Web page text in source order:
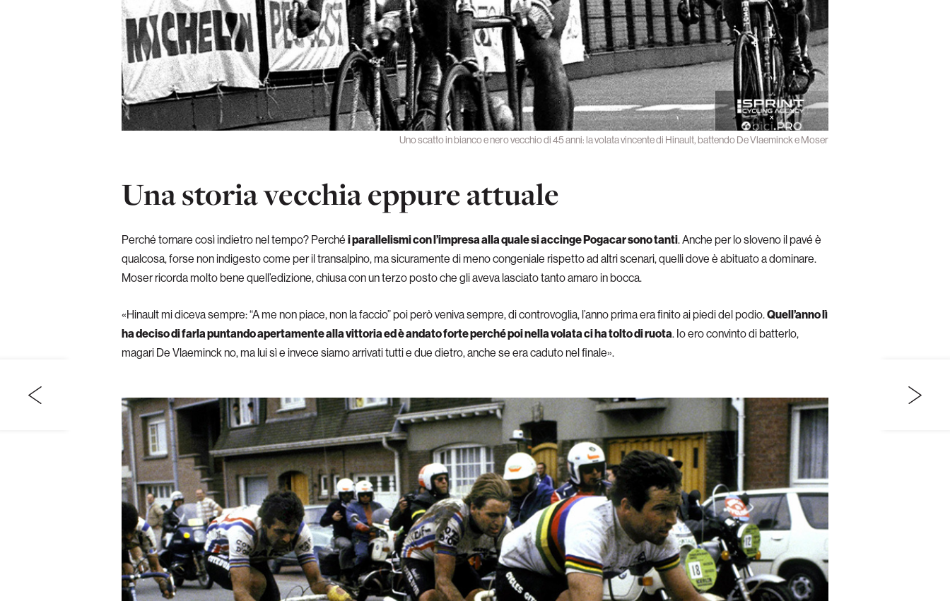
Uno scatto in bianco e nero vecchio di 45 anni: la volata vincente di Hinault, battendo De Vlaeminck e Moser
Una storia vecchia eppure attuale
Perché tornare così indietro nel tempo? Perché i parallelismi con l’impresa alla quale si accinge Pogacar sono tanti. Anche per lo sloveno il pavé è
qualcosa, forse non indigesto come per il transalpino, ma sicuramente di meno congeniale rispetto ad altri scenari, quelli dove è abituato a dominare.
Moser ricorda molto bene quell’edizione, chiusa con un terzo posto che gli aveva lasciato tanto amaro in bocca.
«Hinault mi diceva sempre: “A me non piace, non la faccio” poi però veniva sempre, di controvoglia, l’anno prima era finito ai piedi del podio.Quell’anno lì
ha deciso di farla puntando apertamente alla vittoria ed è andato forte perché poi nella volata ci ha tolto di ruota. Io ero convinto di batterlo,
magari De Vlaeminck no, ma lui sì e invece siamo arrivati tutti e due dietro, anche se era caduto nel finale».